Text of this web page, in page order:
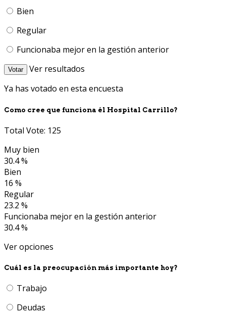
Bien
Regular
Funcionaba mejor en la gestión anterior
Votar
Ver resultados
Ya has votado en esta encuesta
Como cree que funciona él Hospital Carrillo?
Total Vote: 125
Muy bien
30.4 %
Bien
16 %
Regular
23.2 %
Funcionaba mejor en la gestión anterior
30.4 %
Ver opciones
Cuál es la preocupación más importante hoy?
Trabajo
Deudas